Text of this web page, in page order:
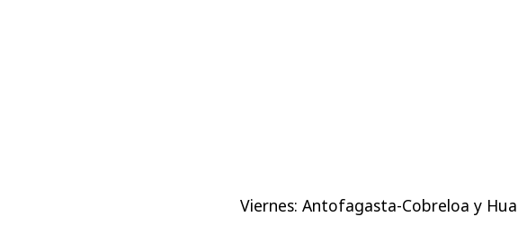
Viernes: Antofagasta-Cobreloa y